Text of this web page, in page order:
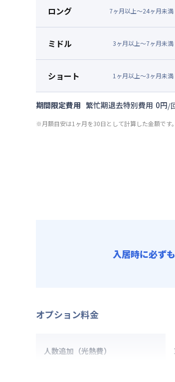
ロング 7ヶ月以上～24ヶ月未満
ミドル 3ヶ月以上～7ヶ月未満
ショート 1 ヶ月以上～3ヶ月未満
期間限定費用 繁忙期退去特別費用 0円/
※月額目安は1ヶ月を30日として計算した金額です
入居時に必ず
オプション料金
人数追加（光熱費）